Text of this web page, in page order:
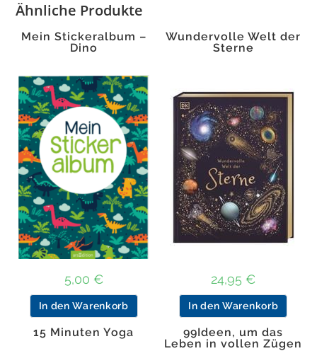
Ähnliche Produkte
Mein Stickeralbum –
Dino
5,00 €
In den Warenkorb
Wundervolle Welt der
Sterne
24,95 €
In den Warenkorb
15 Minuten Yoga
99Ideen, um das
Leben in vollen Zügen